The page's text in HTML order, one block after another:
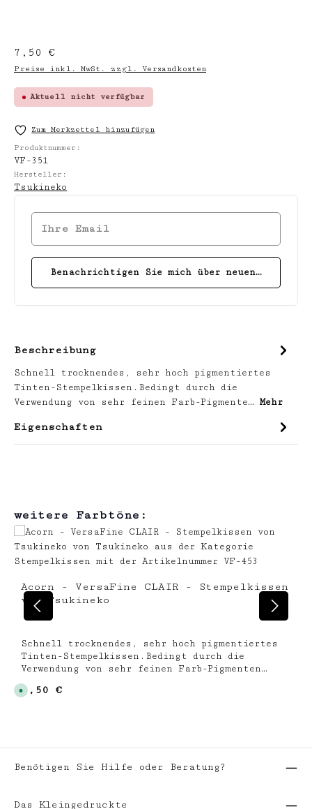
Regulärer Preis:
7,50 €
Preise inkl. MwSt. zzgl. Versandkosten
Aktuell nicht verfügbar
Zum Merkzettel hinzufügen
Produktnummer:
VF-351
Hersteller:
Tsukineko
Ihre Email
Benachrichtigen Sie mich über neuen Bestand
Beschreibung
Schnell trocknendes, sehr hoch pigmentiertes
Tinten-Stempelkissen.Bedingt durch die
Verwendung von sehr feinen Farb-Pigmente… Mehr
Eigenschaften
Produktgalerie überspringen
weitere Farbtöne:
Acorn - VersaFine CLAIR - Stempelkissen
von Tsukineko
Schnell trocknendes, sehr hoch pigmentiertes
Tinten-Stempelkissen.Bedingt durch die
Verwendung von sehr feinen Farb-Pigmenten
erhalten Sie stark deckende, sehr feine und
matte Stempelabdrücke. Zum Stempeln auf
recht harten und glattem Filz-Schicht. Somit
Regulärer Preis:
S
o
e
f
7,50 €
Benötigen Sie Hilfe oder Beratung?
Das Kleingedruckte